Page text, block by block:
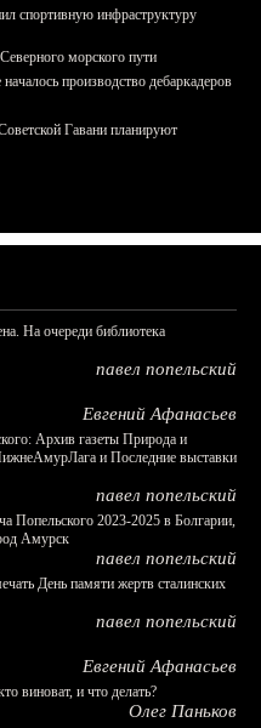
спортивную инфраструктуру
морского пути
производство дебаркадеров
Гавани планируют
На очереди библиотека
павел попельский
Евгений Афанасьев
Архив газеты Природа и
и Последние выставки
павел попельский
Попельского 2023-2025 в Болгарии,
Амурск
павел попельский
День памяти жертв сталинских
павел попельский
Евгений Афанасьев
виноват, и что делать?
Олег Паньков